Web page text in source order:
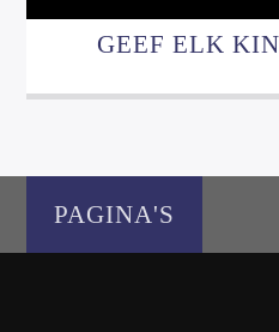
GEEF ELK
PAGINA'S